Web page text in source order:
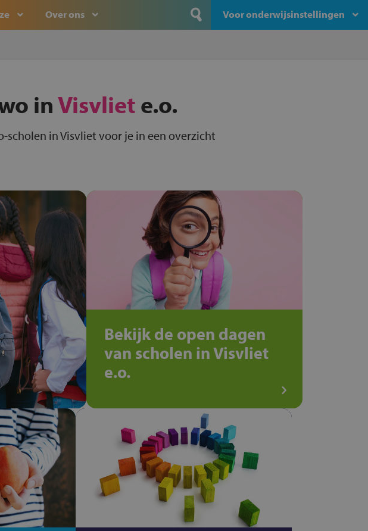
Over ons Voor onderwijsinstellingen
inVisvliete.o.
scholen in Visvliet voor je in een overzicht
Bekijk de open dagen
van scholen in Visvliet
e.o.